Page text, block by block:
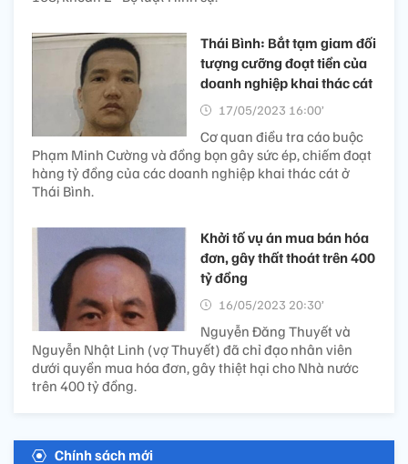
Thái Bình: Bắt tạm giam đối
tượng cưỡng đoạt tiền của
doanh nghiệp khai thác cát
17/05/2023 16:00’
Cơ quan điều tra cáo buộc
Phạm Minh Cường và đồng bọn gây sức ép, chiếm đoạt
hàng tỷ đồng của các doanh nghiệp khai thác cát ở
Thái Bình.
Khởi tố vụ án mua bán hóa
đơn, gây thất thoát trên 400
tỷ đồng
16/05/2023 20:30’
Nguyễn Đăng Thuyết và
Nguyễn Nhật Linh (vợ Thuyết) đã chỉ đạo nhân viên
dưới quyền mua hóa đơn, gây thiệt hại cho Nhà nước
trên 400 tỷ đồng.
Chính sách mới